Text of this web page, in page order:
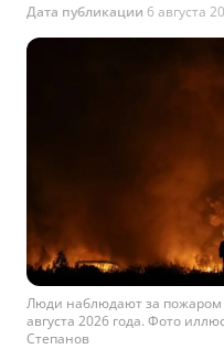
Дата публикации 6 августа
Люди наблюдают за пожаром
августа 2026 года. Фото
Степанов